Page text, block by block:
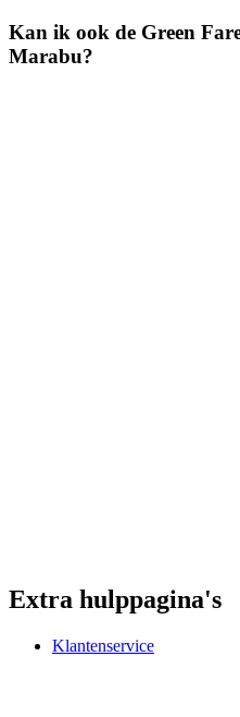
Kan ik ook de Green
Marabu?
Extra hulppagina's
Klantenservice